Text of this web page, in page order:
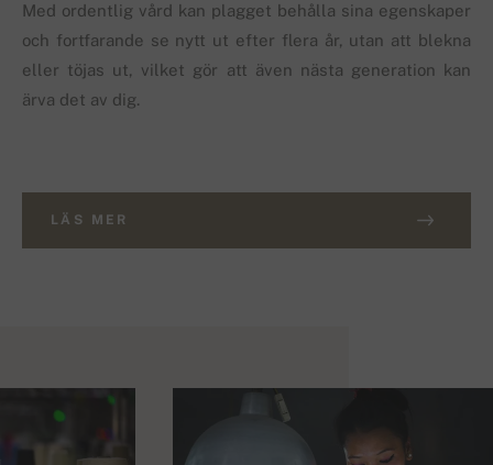
Med ordentlig vård kan plagget behålla sina egenskaper
och fortfarande se nytt ut efter flera år, utan att blekna
eller töjas ut, vilket gör att även nästa generation kan
ärva det av dig.
LÄS MER